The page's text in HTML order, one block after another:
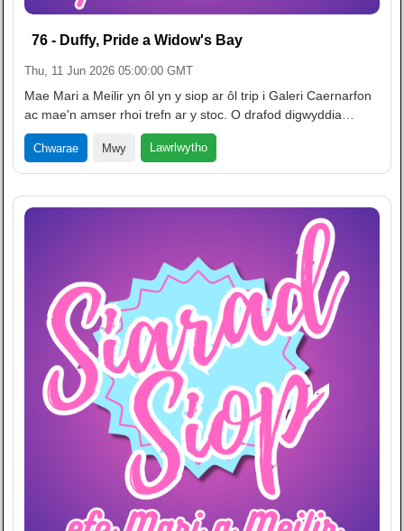
76 - Duffy, Pride a Widow's Bay
Thu, 11 Jun 2026 05:00:00 GMT
Mae Mari a Meilir yn ôl yn y siop ar ôl trip i Galeri Caernarfon
ac mae'n amser rhoi trefn ar y stoc. O drafod digwyddia…
Chwarae Mwy Lawrlwytho